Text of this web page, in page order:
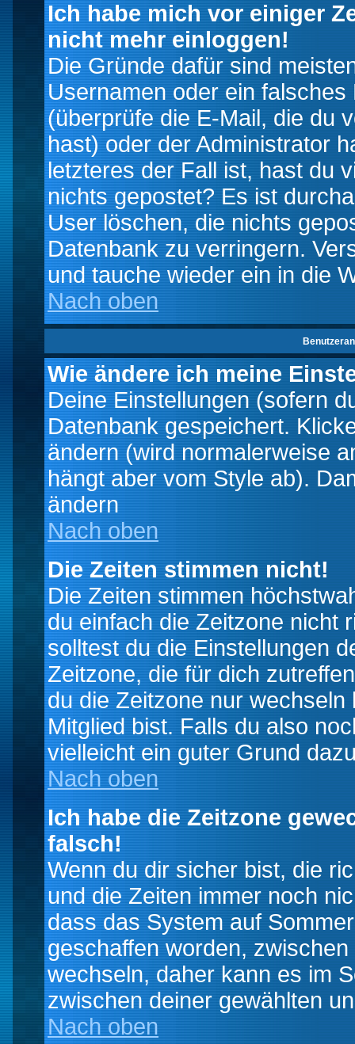
Ich habe mich vor einiger
nicht mehr einloggen!
Die Gründe dafür sind
Usernamen oder ein
(überprüfe die E-Mail, die du
hast) oder der Administrator
letzteres der Fall ist, hast du
nichts gepostet? Es ist
User löschen, die nichts
Datenbank zu verringern.
und tauche wieder ein in die
Nach oben
Wie ändere ich meine
Deine Einstellungen (sofern
Datenbank gespeichert.
ändern (wird normalerweise
hängt aber vom Style ab).
ändern
Nach oben
Die Zeiten stimmen nicht!
Die Zeiten stimmen
du einfach die Zeitzone nicht
solltest du die Einstellungen
Zeitzone, die für dich
du die Zeitzone nur
Mitglied bist. Falls du also
vielleicht ein guter Grund
Nach oben
Ich habe die Zeitzone
falsch!
Wenn du dir sicher bist, die
und die Zeiten immer noch
dass das System auf
geschaffen worden,
wechseln, daher kann es im
zwischen deiner gewählten
Nach oben